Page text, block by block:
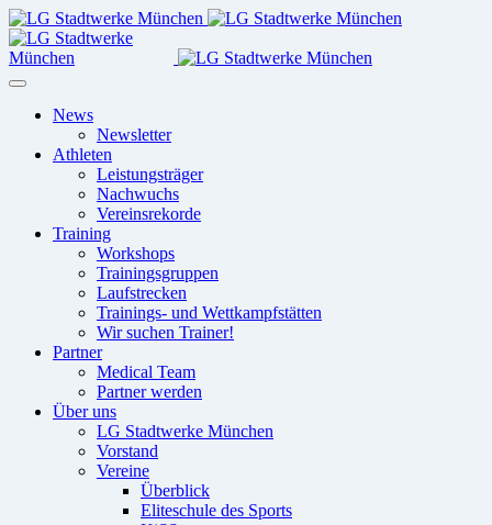
News
Newsletter
Athleten
Leistungsträger
Nachwuchs
Vereinsrekorde
Training
Workshops
Trainingsgruppen
Laufstrecken
Trainings- und Wettkampfstätten
Wir suchen Trainer!
Partner
Medical Team
Partner werden
Über uns
LG Stadtwerke München
Vorstand
Vereine
Überblick
Eliteschule des Sports